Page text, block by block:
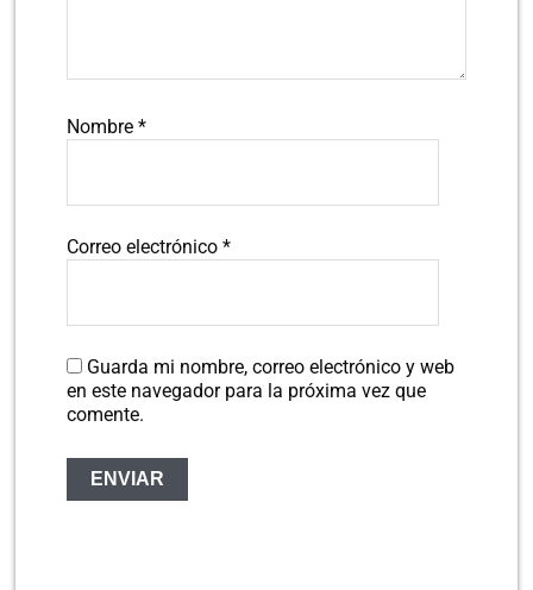
Nombre*
Correo electrónico*
Guarda mi nombre, correo electrónico y web
en este navegador para la próxima vez que
comente.